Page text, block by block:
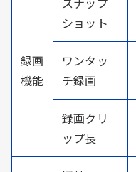
録画
機能
ショット
ワンタッ
チ録画
録画クリ
ップ長